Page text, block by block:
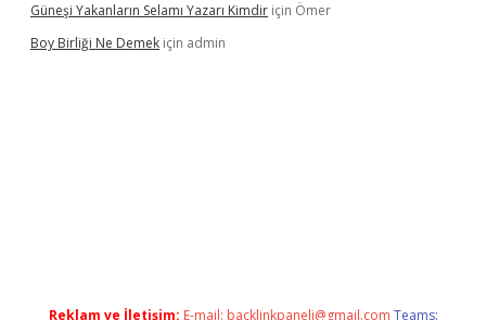
Güneşi Yakanların Selamı Yazarı Kimdir için Ömer
Boy Birliği Ne Demek için admin
Reklam ve İletişim: E-mail: backlinkpaneli@gmail.com Teams: